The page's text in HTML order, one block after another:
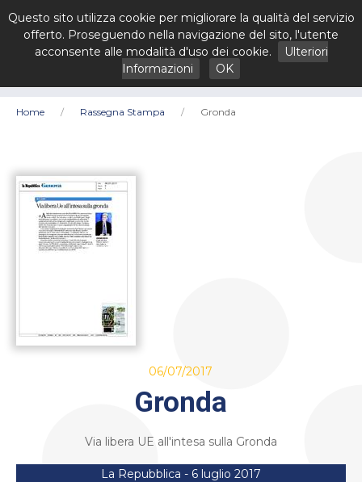
Home Rassegna Stampa Gronda
06/07/2017
Gronda
Via libera UE all'intesa sulla Gronda
La Repubblica - 6 luglio 2017
Questo sito utilizza cookie per migliorare la qualità del servizio
offerto. Proseguendo nella navigazione del sito, l'utente
acconsente alle modalità d'uso dei cookie.
Ulteriori
Informazioni
OK